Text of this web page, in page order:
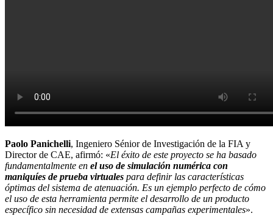
Paolo Panichelli, Ingeniero Sénior de Investigación de la FIA y
Director de CAE, afirmó: «El éxito de este proyecto se ha basado
fundamentalmente en el uso de simulación numérica con
maniquíes de prueba virtuales para definir las características
óptimas del sistema de atenuación. Es un ejemplo perfecto de cómo
el uso de esta herramienta permite el desarrollo de un producto
específico sin necesidad de extensas campañas experimentales».